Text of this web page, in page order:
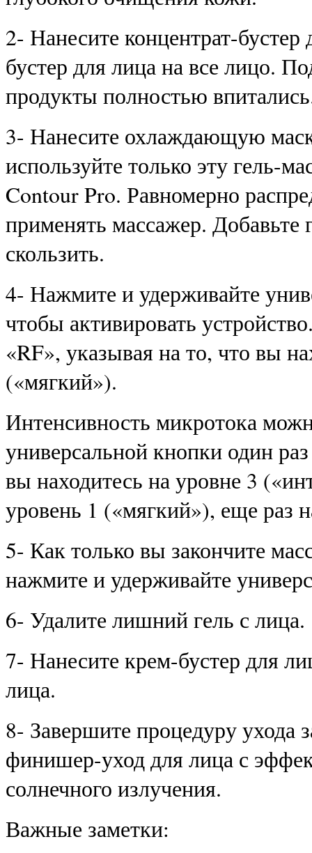
2- Нанесите концентрат-
бустер для лица на все лицо.
продукты полностью
3- Нанесите охлаждающую
используйте только эту гель-
Contour Pro. Равномерно
применять массажер. Добавьте
скользить.
4- Нажмите и удерживайте
чтобы активировать
«RF», указывая на то, что вы
(«мягкий»).
Интенсивность микротока
универсальной кнопки один
вы находитесь на уровне 3
уровень 1 («мягкий»), еще раз
5- Как только вы закончите
нажмите и удерживайте
6- Удалите лишний гель с лица.
7- Нанесите крем-бустер для
лица.
8- Завершите процедуру
финишер-уход для лица с
солнечного излучения.
Важные заметки: